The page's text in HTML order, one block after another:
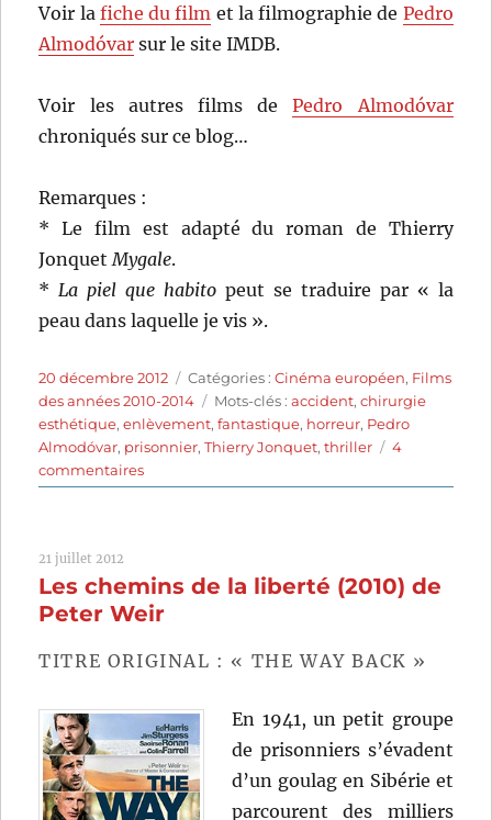
Voir la fiche du film et la filmographie de Pedro
Almodóvar sur le site IMDB.
Voir les autres films dePedro Almodóvar
chroniqués sur ce blog…
Remarques :
* Le film est adapté du roman de Thierry
Jonquet Mygale.
* La piel que habito peut se traduire par « la
peau dans laquelle je vis ».
Publié
le
20 décembre 2012 Catégories
Catégories :Cinéma européen, Films
des années 2010-2014
Étiquettes
Mots-clés :accident,chirurgie
esthétique,enlèvement,fantastique, horreur, Pedro
Almodóvar, prisonnier,Thierry Jonquet,thriller
4
commentairessur
La
(2011)
de
Almodóvar
21 juillet 2012
Les chemins de la liberté (2010) de
Peter Weir
TITRE ORIGINAL : « THE WAY BACK »
En 1941, un petit groupe
de prisonniers s’évadent
d’un goulag en Sibérie et
parcourent des milliers